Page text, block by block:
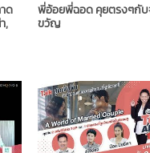
ด
,
พี่อ้อยพี่ฉอด คุยตรงๆกั
ขวัญ